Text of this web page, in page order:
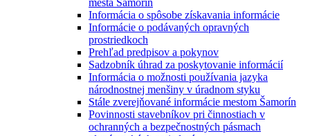
mesta Šamorín
Informácia o spôsobe získavania informácie
Informácie o podávaných opravných
prostriedkoch
Prehľad predpisov a pokynov
Sadzobník úhrad za poskytovanie informácií
Informácia o možnosti používania jazyka
národnostnej menšiny v úradnom styku
Stále zverejňované informácie mestom Šamorín
Povinnosti stavebníkov pri činnostiach v
ochranných a bezpečnostných pásmach